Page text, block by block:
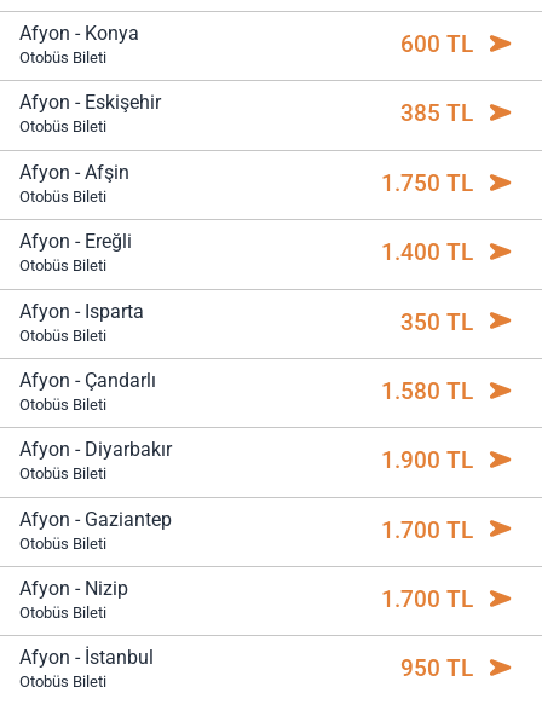
Afyon - Konya
Otobüs Bileti 600 TL
Afyon - Eskişehir
Otobüs Bileti 385 TL
Afyon - Afşin
Otobüs Bileti 1.750 TL
Afyon - Ereğli
Otobüs Bileti 1.400 TL
Afyon - Isparta
Otobüs Bileti 350 TL
Afyon - Çandarlı
Otobüs Bileti 1.580 TL
Afyon - Diyarbakır
Otobüs Bileti 1.900 TL
Afyon - Gaziantep
Otobüs Bileti 1.700 TL
Afyon - Nizip
Otobüs Bileti 1.700 TL
Afyon - İstanbul
Otobüs Bileti 950 TL